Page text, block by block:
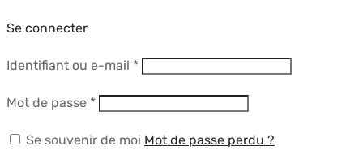
Se connecter
Identifiant ou e-mail *Obligatoire
Mot de passe *Obligatoire
Se souvenir de moi Mot de passe perdu ?